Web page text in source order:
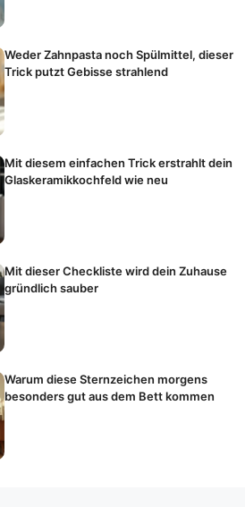
Weder Zahnpasta noch Spülmittel, dieser
Trick putzt Gebisse strahlend
Mit diesem einfachen Trick erstrahlt dein
Glaskeramikkochfeld wie neu
Mit dieser Checkliste wird dein Zuhause
gründlich sauber
Warum diese Sternzeichen morgens
besonders gut aus dem Bett kommen